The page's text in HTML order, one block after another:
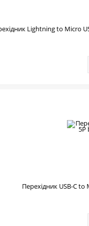
Lightning to Micro
Перехідник USB-C to